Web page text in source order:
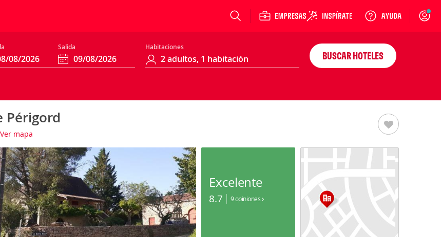
Login
Salida Habitaciones
BUSCAR HOTELES
Périgord
Ver mapa
Excelente
8.7 9 opiniones